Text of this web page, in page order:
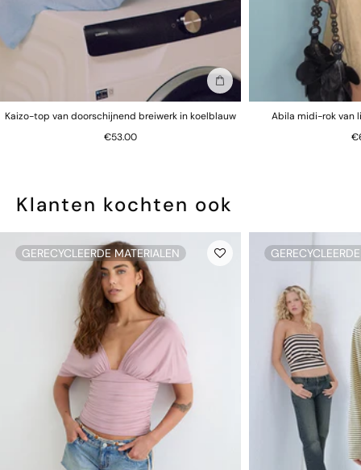
In winkelmand
Kaizo-top van doorschijnend breiwerk in koelblauw
€53.00
Abila midi-rok van
Klanten kochten ook
GERECYCLEERDE MATERIALEN